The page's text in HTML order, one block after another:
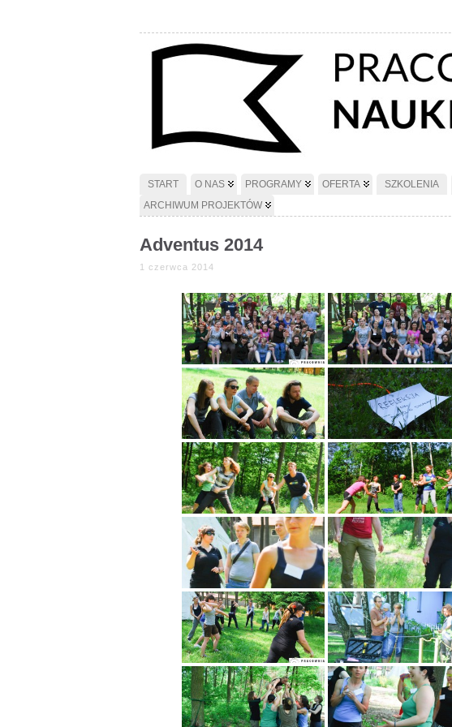
START O NAS PROGRAMY OFERTA SZKOLENIA
ARCHIWUM PROJEKTÓW
Adventus 2014
1 czerwca 2014